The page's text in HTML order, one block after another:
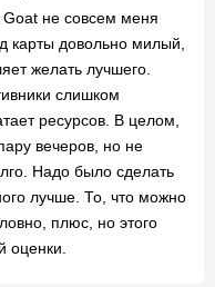
не совсем меня
карты довольно милый,
желать лучшего.
слишком
ресурсов. В целом,
вечеров, но не
Надо было сделать
лучше. То, что можно
плюс, но этого
оценки.